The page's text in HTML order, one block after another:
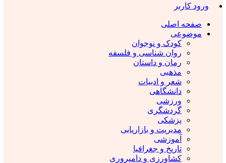
ورود کاربر
صفحه اصلی
موضوعی
کودک و نوجوان
روان شناسی و فلسفه
رمان و داستان
مذهبی
شعر و ادبیات
دانشگاهی
ورزشی
گردشگری
پزشکی
مدیریت و بازاریابی
آموزشی
تاریخ و جغرافیا
کشاورزی و دامپروری